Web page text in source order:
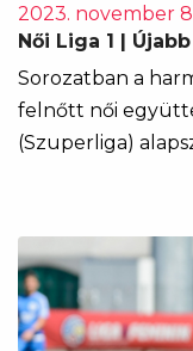
2023. november
Női Liga 1 |
Sorozatban a
felnőtt női
(Szuperliga)